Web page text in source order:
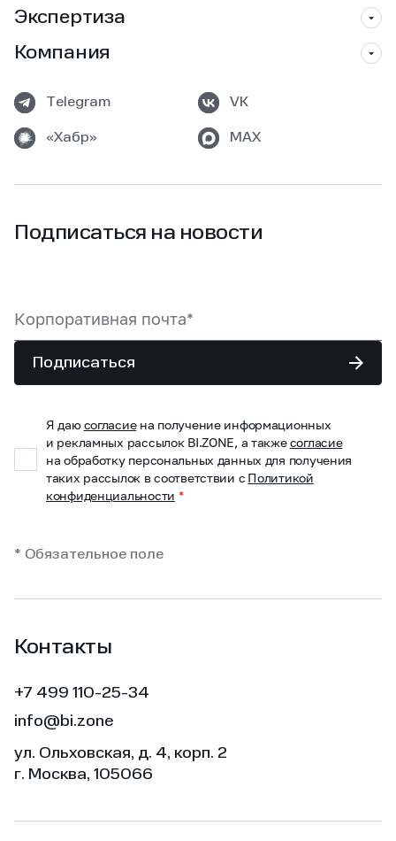
Экспертиза
Компания
Telegram VK
«Хабр» MAX
Подписаться на новости
Подписаться
Я даюсогласиена получение информационных
и рекламных рассылок BI.ZONE, а такжесогласие
на обработку персональных данных для получения
таких рассылок в соответствии с Политикой
конфиденциальности *
* Обязательное поле
Контакты
+7 499 110-25-34
info@bi.zone
ул. Ольховская, д. 4, корп. 2
г. Москва, 105066